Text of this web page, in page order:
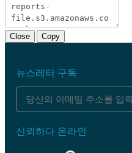
Close Copy
뉴스레터 구독
신뢰하다 온라인